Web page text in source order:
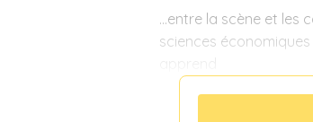
...entre la scène et les
sciences